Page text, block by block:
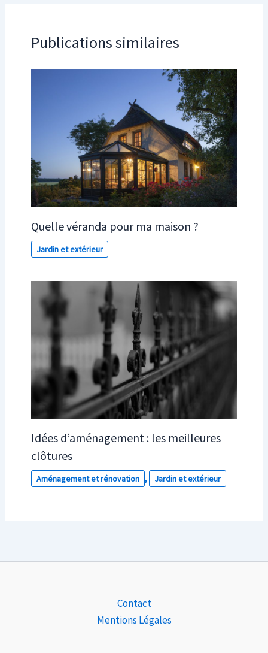
Publications similaires
Quelle véranda pour ma maison ?
Jardin et extérieur
Idées d’aménagement : les meilleures
clôtures
Aménagement et rénovation , Jardin et extérieur
Contact
Mentions Légales